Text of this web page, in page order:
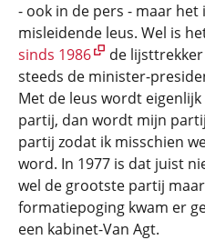
- ook in de pers - maar het
misleidende leus. Wel is
sinds 1986
de
steeds de minister-
Met de leus wordt
partij, dan wordt mijn
partij zodat ik misschien
word. In 1977 is dat juist
wel de grootste partij
formatiepoging kwam er
een kabinet-Van Agt.